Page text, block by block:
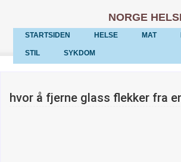
NORGE
STARTSIDEN HELSE MAT
STIL SYKDOM
hvor å fjerne glass flekker fra